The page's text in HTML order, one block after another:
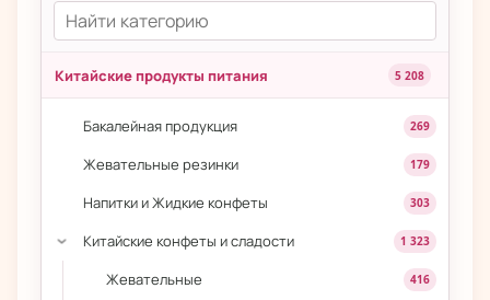
Китайские продукты питания 5 208
Бакалейная продукция 269
Жевательные резинки 179
Напитки и Жидкие конфеты 303
› Китайские конфеты и сладости 1 323
Жевательные 416